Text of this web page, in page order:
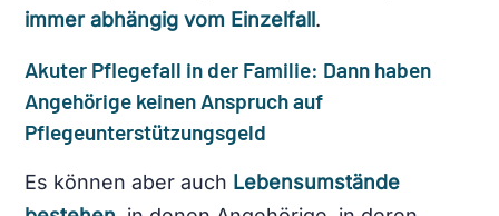
immer abhängig vom Einzelfall.
Akuter Pflegefall in der Familie: Dann haben
Angehörige keinen Anspruch auf
Pflegeunterstützungsgeld
Es können aber auch Lebensumstände